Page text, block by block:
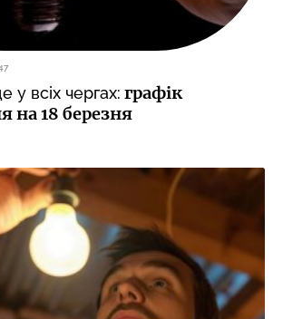
у всіх чергах: графік
на 18 березня